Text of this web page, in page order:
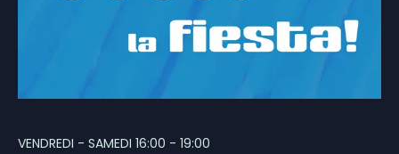
VENDREDI - SAMEDI 16:00 - 19:00